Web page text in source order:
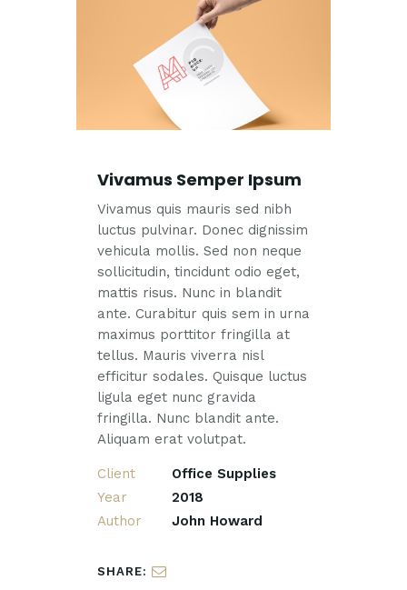
Vivamus Semper Ipsum
Vivamus quis mauris sed nibh
luctus pulvinar. Donec dignissim
vehicula mollis. Sed non neque
sollicitudin, tincidunt odio eget,
mattis risus. Nunc in blandit
ante. Curabitur quis sem in urna
maximus porttitor fringilla at
tellus. Mauris viverra nisl
efficitur sodales. Quisque luctus
ligula eget nunc gravida
fringilla. Nunc blandit ante.
Aliquam erat volutpat.
Client
Office Supplies
Year
2018
Author
John Howard
SHARE: